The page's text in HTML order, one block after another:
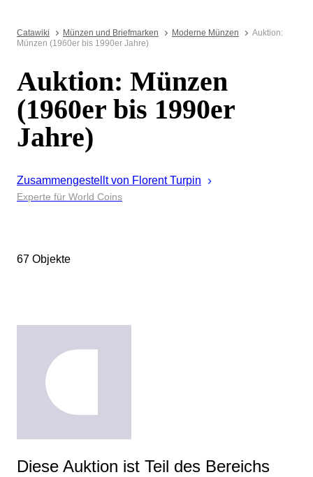
Catawiki Münzen und Briefmarken Moderne Münzen
Auktion:
Münzen (1960er bis 1990er Jahre)
Auktion: Münzen
(1960er bis 1990er
Jahre)
Zusammengestellt von FlorentTurpin
Experte für World Coins
67 Objekte
Diese Auktion ist Teil des Bereichs